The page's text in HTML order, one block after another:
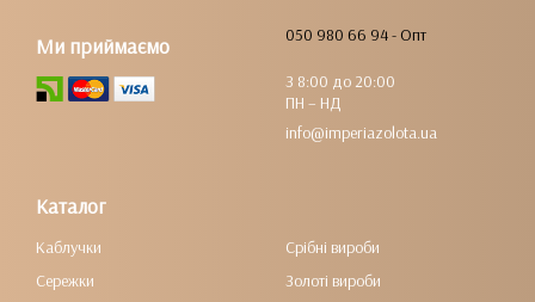
050 980 66 94 - Опт
З 8:00 до 20:00
ПН – НД
info@imperiazolota.ua
Ми приймаємо
Каталог
Каблучки
Сережки
Срібні вироби
Золоті вироби